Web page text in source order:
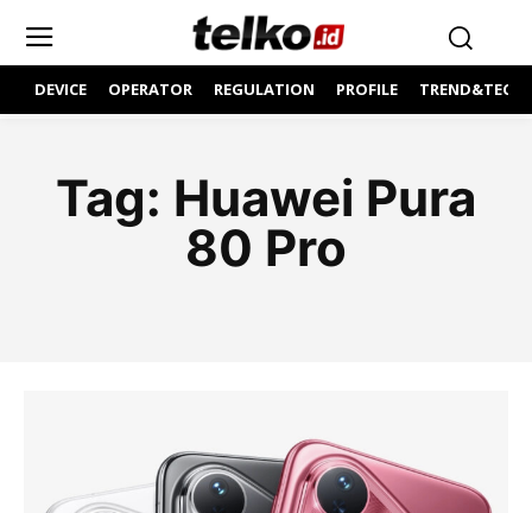
DEVICE OPERATOR REGULATION PROFILE
Tag: Huawei Pura
80 Pro